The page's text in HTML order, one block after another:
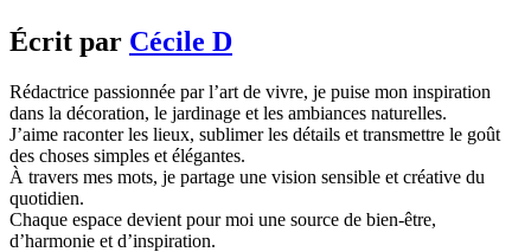
Écrit par Cécile D
Rédactrice passionnée par l’art de vivre, je puise mon inspiration
dans la décoration, le jardinage et les ambiances naturelles.
J’aime raconter les lieux, sublimer les détails et transmettre le goût
des choses simples et élégantes.
À travers mes mots, je partage une vision sensible et créative du
quotidien.
Chaque espace devient pour moi une source de bien-être,
d’harmonie et d’inspiration.